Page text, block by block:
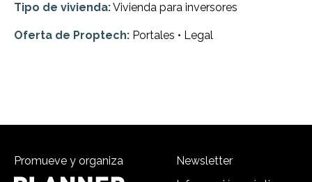
Tipo de vivienda:Vivienda para inversores
Oferta de Proptech: Portales • Legal
Promueve y organiza
Newsletter